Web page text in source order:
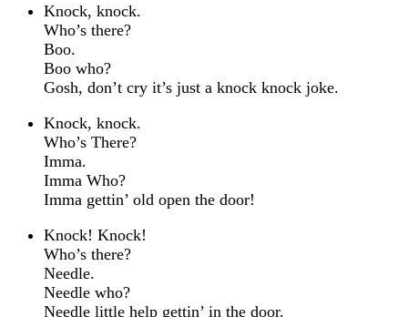
Knock, knock.
Who’s there?
Boo.
Boo who?
Gosh, don’t cry it’s just a knock knock joke.
Knock, knock.
Who’s There?
Imma.
Imma Who?
Imma gettin’ old open the door!
Knock! Knock!
Who’s there?
Needle.
Needle who?
Needle little help gettin’ in the door.